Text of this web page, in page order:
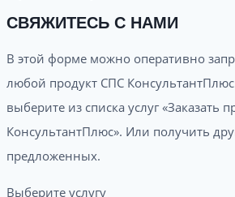
СВЯЖИТЕСЬ С НАМИ
В этой форме можно оперативно
любой продукт СПС
выберите из списка услуг «Заказать
КонсультантПлюс». Или получить
предложенных.
Выберите услугу